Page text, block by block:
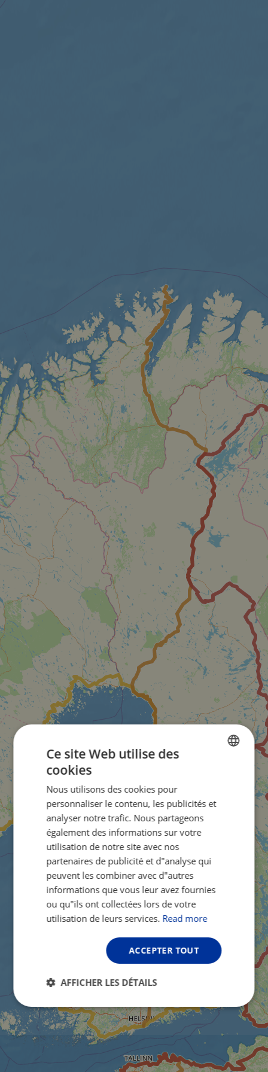
Ce site Web utilise des
cookies
Nous utilisons des cookies pour
personnaliser le contenu, les publicités et
analyser notre trafic. Nous partageons
également des informations sur votre
utilisation de notre site avec nos
partenaires de publicité et d"analyse qui
peuvent les combiner avec d"autres
informations que vous leur avez fournies
ou qu"ils ont collectées lors de votre
utilisation de leurs services. Read more
ACCEPTER TOUT
AFFICHER LES DÉTAILS
Strictement
nécessaires
Performance Ciblage
Non classifiés